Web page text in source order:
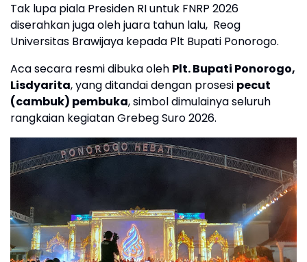
Tak lupa piala Presiden RI untuk FNRP 2026
diserahkan juga oleh juara tahun lalu, Reog
Universitas Brawijaya kepada Plt Bupati Ponorogo.
Aca secara resmi dibuka oleh Plt. Bupati Ponorogo,
Lisdyarita, yang ditandai dengan prosesi pecut
(cambuk) pembuka, simbol dimulainya seluruh
rangkaian kegiatan Grebeg Suro 2026.